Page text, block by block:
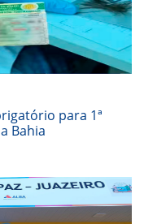
para 1ª
Bahia